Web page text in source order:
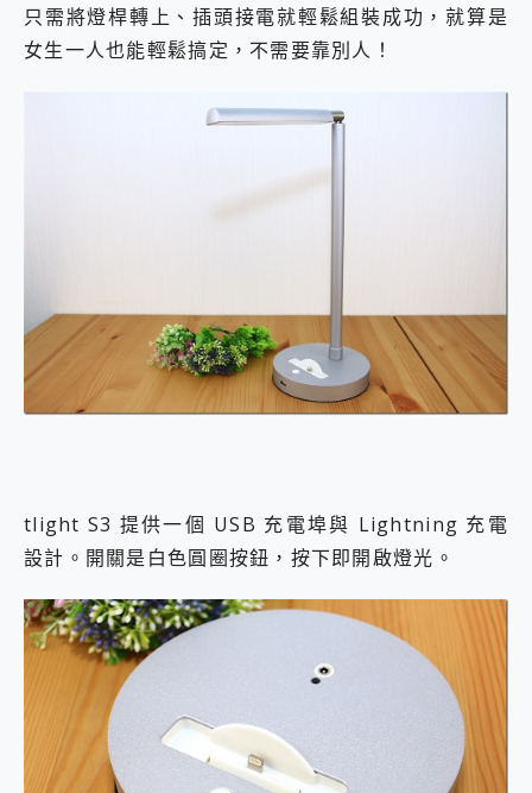
只需將燈桿轉上、插頭接電就輕鬆組裝成功，就算是
女生一人也能輕鬆搞定，不需要靠別人！
tlight S3 提供一個 USB 充電埠與 Lightning 充電
設計。開關是白色圓圈按鈕，按下即開啟燈光。